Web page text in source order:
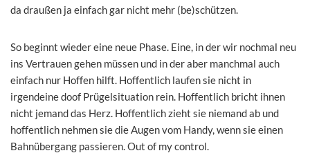
da draußen ja einfach gar nicht mehr (be)schützen.
So beginnt wieder eine neue Phase. Eine, in der wir nochmal neu
ins Vertrauen gehen müssen und in der aber manchmal auch
einfach nur Hoffen hilft. Hoffentlich laufen sie nicht in
irgendeine doof Prügelsituation rein. Hoffentlich bricht ihnen
nicht jemand das Herz. Hoffentlich zieht sie niemand ab und
hoffentlich nehmen sie die Augen vom Handy, wenn sie einen
Bahnübergang passieren. Out of my control.